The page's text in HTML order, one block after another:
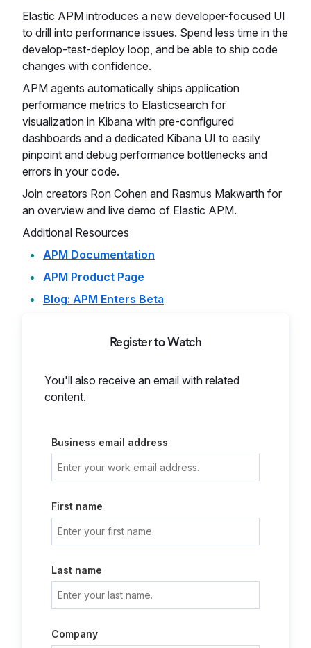
Elastic APM introduces a new developer-focused UI
to drill into performance issues. Spend less time in the
develop-test-deploy loop, and be able to ship code
changes with confidence.
APM agents automatically ships application
performance metrics to Elasticsearch for
visualization in Kibana with pre-configured
dashboards and a dedicated Kibana UI to easily
pinpoint and debug performance bottlenecks and
errors in your code.
Join creators Ron Cohen and Rasmus Makwarth for
an overview and live demo of Elastic APM.
Additional Resources
APM Documentation
APM Product Page
Blog: APM Enters Beta
Register to Watch
You'll also receive an email with related
content.
Business email address
First name
Last name
Company